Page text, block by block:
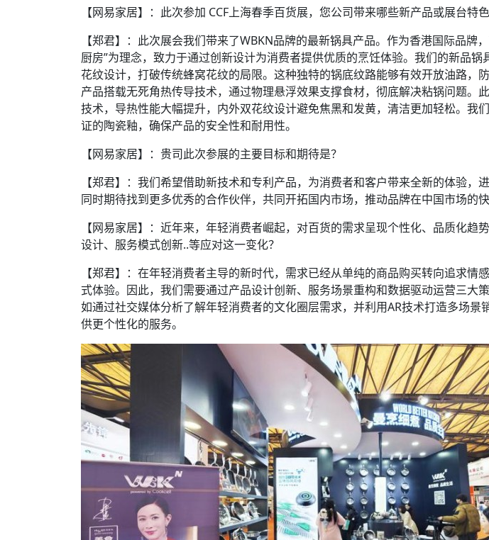
【网易家居】：此次参加 CCF上海春季百货展，您公司带来哪些新产品或展台特色
【郑君】：此次展会我们带来了WBKN品牌的最新锅具产品。作为香港国际品牌
厨房”为理念，致力于通过创新设计为消费者提供优质的烹饪体验。我们的新品锅
花纹设计，打破传统蜂窝花纹的局限。这种独特的锅底纹路能够有效开放油路，
产品搭载无死角热传导技术，通过物理悬浮效果支撑食材，彻底解决粘锅问题。
技术，导热性能大幅提升，内外双花纹设计避免焦黑和发黄，清洁更加轻松。我
证的陶瓷釉，确保产品的安全性和耐用性。
【网易家居】：贵司此次参展的主要目标和期待是？
【郑君】：我们希望借助新技术和专利产品，为消费者和客户带来全新的体验，
同时期待找到更多优秀的合作伙伴，共同开拓国内市场，推动品牌在中国市场的快
【网易家居】：近年来，年轻消费者崛起，对百货的需求呈现个性化、品质化趋
设计、服务模式创新..等应对这一变化？
【郑君】：在年轻消费者主导的新时代，需求已经从单纯的商品购买转向追求情
式体验。因此，我们需要通过产品设计创新、服务场景重构和数据驱动运营三大
如通过社交媒体分析了解年轻消费者的文化圈层需求，并利用AR技术打造多场景
供更个性化的服务。